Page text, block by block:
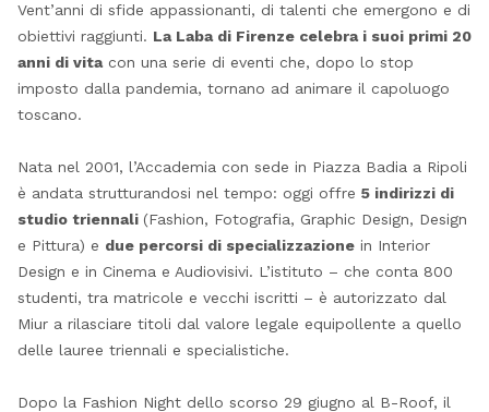
Vent’anni di sfide appassionanti, di talenti che emergono e di
obiettivi raggiunti. La Laba di Firenze celebra i suoi primi 20
anni di vitacon una serie di eventi che, dopo lo stop
imposto dalla pandemia, tornano ad animare il capoluogo
toscano.
Nata nel 2001, l’Accademia con sede in Piazza Badia a Ripoli
è andata strutturandosi nel tempo: oggi offre 5 indirizzi di
studio triennali (Fashion, Fotografia, Graphic Design, Design
e Pittura) e due percorsi di specializzazionein Interior
Design e in Cinema e Audiovisivi. L’istituto – che conta 800
studenti, tra matricole e vecchi iscritti – è autorizzato dal
Miur a rilasciare titoli dal valore legale equipollente a quello
delle lauree triennali e specialistiche.
Dopo la Fashion Night dello scorso 29 giugno al B-Roof, il